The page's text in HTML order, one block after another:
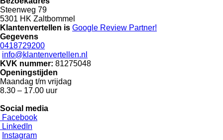
Steenweg 79
5301 HK Zaltbommel
Klantenvertellen is Google Review Partner!
Gegevens
0418729200
info@klantenvertellen.nl
KVK nummer: 81275048
Openingstijden
Maandag t/m vrijdag
8.30 – 17.00 uur
Social media
Facebook
LinkedIn
Instagram